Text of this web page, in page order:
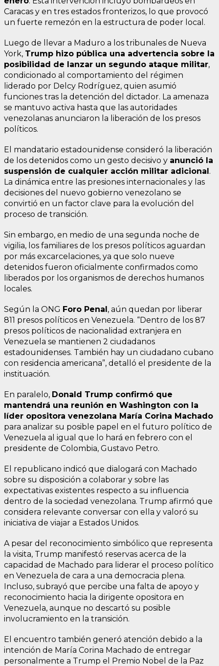
Caracas y en tres estados fronterizos, lo que provocó
un fuerte remezón en la estructura de poder local.
Luego de llevar a Maduro a los tribunales de Nueva
York, Trump hizo pública una advertencia sobre la
posibilidad de lanzar un segundo ataque militar,
condicionado al comportamiento del régimen
liderado por Delcy Rodríguez, quien asumió
funciones tras la detención del dictador. La amenaza
se mantuvo activa hasta que las autoridades
venezolanas anunciaron la liberación de los presos
políticos.
El mandatario estadounidense consideró la liberación
de los detenidos como un gesto decisivo y anunció la
suspensión de cualquier acción militar adicional.
La dinámica entre las presiones internacionales y las
decisiones del nuevo gobierno venezolano se
convirtió en un factor clave para la evolución del
proceso de transición.
Sin embargo, en medio de una segunda noche de
vigilia, los familiares de los presos políticos aguardan
por más excarcelaciones, ya que solo nueve
detenidos fueron oficialmente confirmados como
liberados por los organismos de derechos humanos
locales.
Según la ONG Foro Penal, aún quedan por liberar
811 presos políticos en Venezuela. “Dentro de los 87
presos políticos de nacionalidad extranjera en
Venezuela se mantienen 2 ciudadanos
estadounidenses. También hay un ciudadano cubano
con residencia americana”, detalló el presidente de la
instituación.
En paralelo, Donald Trump confirmó que
mantendrá una reunión en Washington con la
líder opositora venezolana María Corina Machado
para analizar su posible papel en el futuro político de
Venezuela al igual que lo hará en febrero con el
presidente de Colombia, Gustavo Petro.
El republicano indicó que dialogará con Machado
sobre su disposición a colaborar y sobre las
expectativas existentes respecto a su influencia
dentro de la sociedad venezolana. Trump afirmó que
considera relevante conversar con ella y valoró su
iniciativa de viajar a Estados Unidos.
A pesar del reconocimiento simbólico que representa
la visita, Trump manifestó reservas acerca de la
capacidad de Machado para liderar el proceso político
en Venezuela de cara a una democracia plena.
Incluso, subrayó que percibe una falta de apoyo y
reconocimiento hacia la dirigente opositora en
Venezuela, aunque no descartó su posible
involucramiento en la transición.
El encuentro también generó atención debido a la
intención de María Corina Machado de entregar
personalmente a Trump el Premio Nobel de la Paz